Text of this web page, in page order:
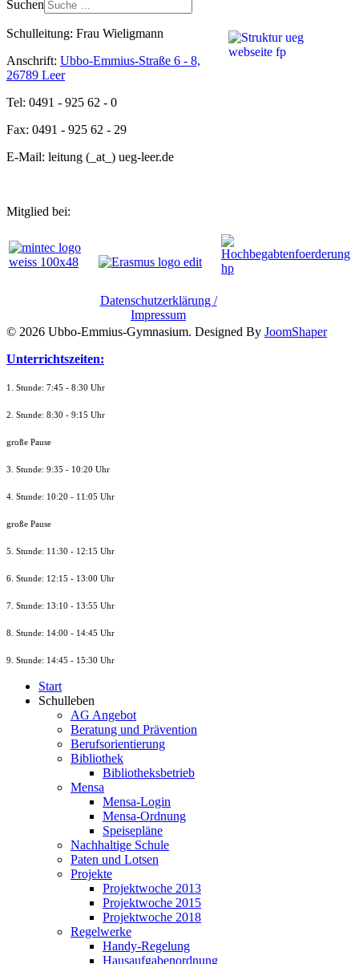
Suchen
Schulleitung: Frau Wieligmann
Anschrift: Ubbo-Emmius-Straße 6 - 8,
26789 Leer
Tel: 0491 - 925 62 - 0
Fax: 0491 - 925 62 - 29
E-Mail: leitung (_at_) ueg-leer.de
Mitglied bei:
Datenschutzerklärung /
Impressum
© 2026 Ubbo-Emmius-Gymnasium. Designed By JoomShaper
Unterrichtszeiten:
1. Stunde: 7:45 - 8:30 Uhr
2. Stunde: 8:30 - 9:15 Uhr
große Pause
3. Stunde: 9:35 - 10:20 Uhr
4. Stunde: 10:20 - 11:05 Uhr
große Pause
5. Stunde: 11:30 - 12:15 Uhr
6. Stunde: 12:15 - 13:00 Uhr
7. Stunde: 13:10 - 13:55 Uhr
8. Stunde: 14:00 - 14:45 Uhr
9. Stunde: 14:45 - 15:30 Uhr
Start
Schulleben
AG Angebot
Beratung und Prävention
Berufsorientierung
Bibliothek
Bibliotheksbetrieb
Mensa
Mensa-Login
Mensa-Ordnung
Speisepläne
Nachhaltige Schule
Paten und Lotsen
Projekte
Projektwoche 2013
Projektwoche 2015
Projektwoche 2018
Regelwerke
Handy-Regelung
Hausaufgabenordnung